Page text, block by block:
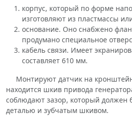
корпус, который по форме
изготовляют из пластмассы
основание. Оно снабжено
продумано специальное
кабель связи. Имеет
составляет 610 мм.
Монтируют датчик на
находится шкив привода
соблюдают зазор, который должен
деталью и зубчатым шкивом.